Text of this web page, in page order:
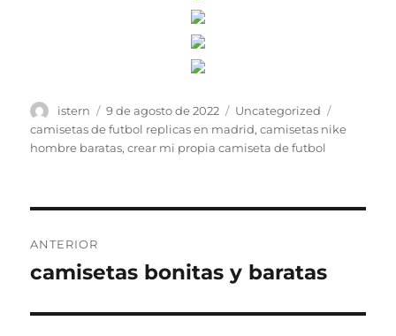
Autor
istern
Publicado
el
9 de agosto de 2022 Categorías
Uncategorized
camisetas de futbol replicas en madrid,camisetas nike
hombre baratas,crear mi propia camiseta de futbol
de
ANTERIOR
Entrada
camisetas bonitas y baratas